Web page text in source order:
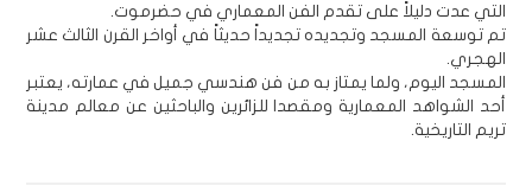
التي عدت دليلاً على تقدم الفن المعماري في حضرموت.
تم توسعة المسجد وتجديده تجديداً حديثاً في أواخر القرن الثالث عشر
الهجري.
المسجد اليوم، ولما يمتاز به من فن هندسي جميل في عمارته، يعتبر
أحد الشواهد المعمارية ومقصدا للزائرين والباحثين عن معالم مدينة
تريم التاريخية.